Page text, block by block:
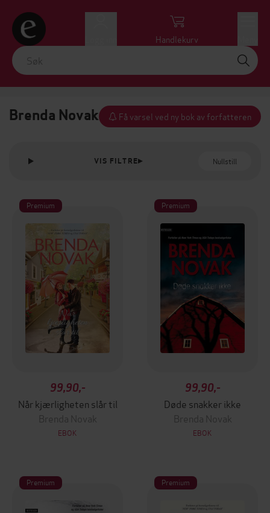
Handlekurv
Brenda Novak Få varsel ved ny bok av forfatteren
VIS FILTRE Nullstill
Premium
99,90,-
Når kjærligheten slår til
Brenda Novak
EBOK
Premium
99,90,-
Døde snakker ikke
Brenda Novak
EBOK
Premium Premium